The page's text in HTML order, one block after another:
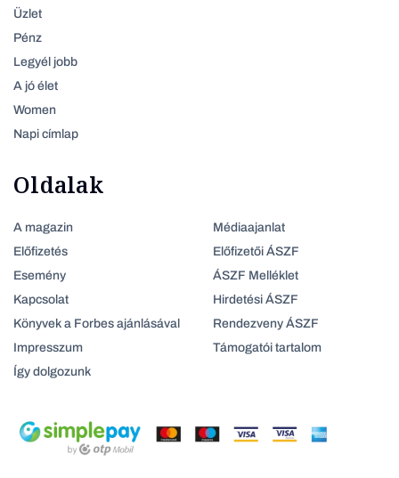
Üzlet
Pénz
Legyél jobb
A jó élet
Women
Napi címlap
Oldalak
A magazin
Előfizetés
Esemény
Kapcsolat
Könyvek a Forbes ajánlásával
Impresszum
Így dolgozunk
Médiaajanlat
Előfizetői ÁSZF
ÁSZF Melléklet
Hirdetési ÁSZF
Rendezveny ÁSZF
Támogatói tartalom